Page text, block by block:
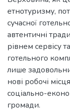
етнотуризму,
сучасної
автентичні
рівнем сервісу
готельного
лише
нові робочі
соціально-
громади.